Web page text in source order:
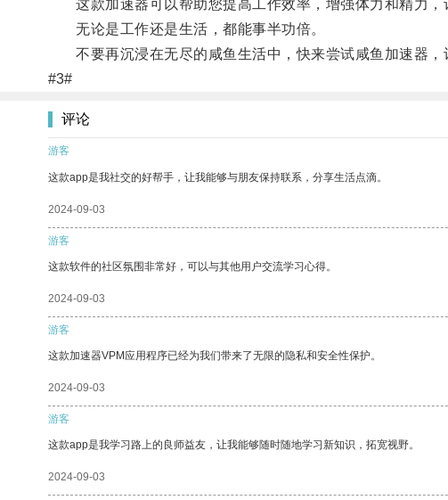
这款加速器可以帮助您提高工作效率，增强体力和精力，
无论是工作还是生活，都能事半功倍。
不要再沉浸在无尽的咸鱼生活中，快来尝试咸鱼加速器，
#3#
评论
游客
这款app是我社交的好帮手，让我能够与朋友保持联系，分享生活点滴。
2024-09-03
游客
这款软件的社区氛围非常好，可以与其他用户交流学习心得。
2024-09-03
游客
这款加速器VPM应用程序已经为我们带来了无限的隐私和安全性保护。
2024-09-03
游客
这款app是我学习路上的良师益友，让我能够随时随地学习新知识，拓宽视野。
2024-09-03